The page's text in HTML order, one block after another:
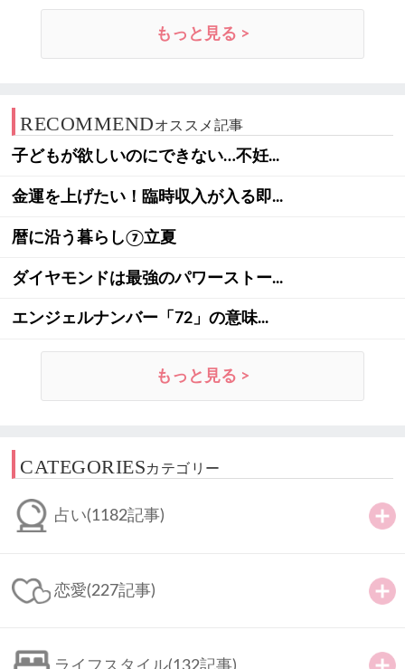
もっと見る >
RECOMMENDオススメ記事
子どもが欲しいのにできない…不妊...
金運を上げたい！臨時収入が入る即...
暦に沿う暮らし⑦立夏
ダイヤモンドは最強のパワーストー...
エンジェルナンバー「72」の意味...
もっと見る >
CATEGORIESカテゴリー
占い(1182記事)
恋愛(227記事)
ライフスタイル(132記事)